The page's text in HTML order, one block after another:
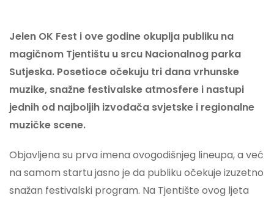
Jelen OK Fest i ove godine okuplja publiku na
magičnom Tjentištu u srcu Nacionalnog parka
Sutjeska. Posetioce očekuju tri dana vrhunske
muzike, snažne festivalske atmosfere i nastupi
jednih od najboljih izvođača svjetske i regionalne
muzičke scene.
Objavljena su prva imena ovogodišnjeg lineupa, a već
na samom startu jasno je da publiku očekuje izuzetno
snažan festivalski program. Na Tjentište ovog ljeta